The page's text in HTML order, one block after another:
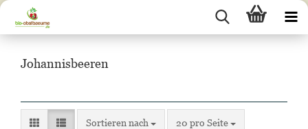
Johannisbeeren
Sortieren nach
Sortieren nach 20 pro Seite
pro Seite